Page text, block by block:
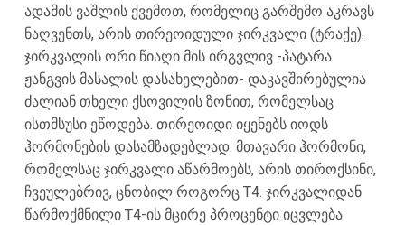
ადამის ვაშლის ქვემოთ, რომელიც გარშემო აკრავს
ნაღვენთს, არის თირეოიდული ჯირკვალი (ტრაქე).
ჯირკვალის ორი წიაღი მის ირგვლივ -პატარა
ჟანგვის მასალის დასახელებით- დაკავშირებულია
ძალიან თხელი ქსოვილის ზონით, რომელსაც
ისთმსუსი ეწოდება. თირეოიდი იყენებს იოდს
ჰორმონების დასამზადებლად. მთავარი ჰორმონი,
რომელსაც ჯირკვალი აწარმოებს, არის თიროქსინი,
ჩვეულებრივ, ცნობილ როგორც T4. ჯირკვალიდან
წარმოქმნილი T4-ის მცირე პროცენტი იცვლება